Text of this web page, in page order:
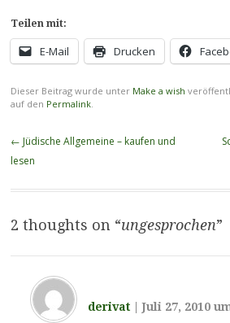
Teilen mit:
E-Mail Drucken
Dieser Beitrag wurde unter Make a wish
auf den Permalink.
Beitragsnavigation
← Jüdische Allgemeine – kaufen und
lesen
2 thoughts on “ungesprochen”
derivat |Juli 27, 2010